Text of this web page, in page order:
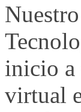
inicio a
virtual